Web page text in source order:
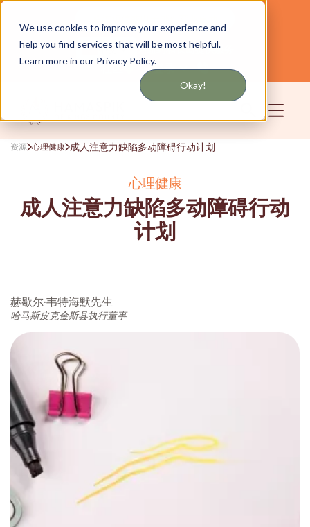
We use cookies to improve your experience and
help you find services that will be most helpful.
Learn more in our Privacy Policy.
Okay!
中文 为纽约和长岛提供服务
社区 登录
资源 心理健康 成人注意力缺陷多动障碍行动计划
心理健康
成人注意力缺陷多动障碍行动
计划
赫歇尔·韦特海默先生
哈马斯皮克金斯县执行董事